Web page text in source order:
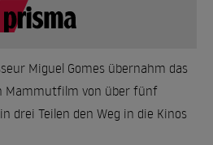
Miguel Gomes übernahm das
Mammutfilm von über fünf
drei Teilen den Weg in die Kinos